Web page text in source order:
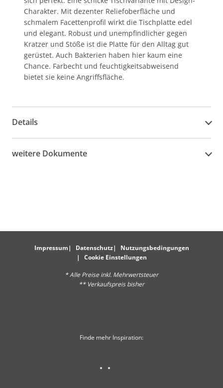
Charakter. Mit dezenter Reliefoberfläche und
schmalem Facettenprofil wirkt die Tischplatte edel
und elegant. Robust und unempfindlicher gegen
Kratzer und Stöße ist die Platte für den Alltag gut
gerüstet. Auch Bakterien haben hier kaum eine
Chance. Farbecht und feuchtigkeitsabweisend
bietet sie keine Angriffsfläche.
Details
weitere Dokumente
Impressum Datenschutz
Nutzungsbedingungen
Cookie Einstellungen
* Alle Preise inkl. Mehrwertsteuer
** Verkaufspreis bisher
Finde mehr Inspiration: